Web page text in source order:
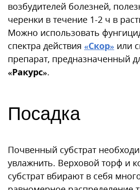
возбудителей болезней,
черенки в течение 1-2 ч в
Можно использовать
спектра действия «Скор» или
препарат, предназначенный
«Ракурс».
Посадка
Почвенный субстрат
увлажнить. Верховой торф и
субстрат вбирают в себя